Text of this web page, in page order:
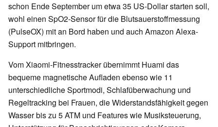
schon Ende September um etwa 35 US-Dollar starten soll,
wohl einen SpO2-Sensor für die Blutsauerstoffmessung
(PulseOX) mit an Bord haben und auch Amazon Alexa-
Support mitbringen.
Vom Xiaomi-Fitnesstracker übernimmt Huami das
bequeme magnetische Aufladen ebenso wie 11
unterschiedliche Sportmodi, Schlafüberwachung und
Regeltracking bei Frauen, die Widerstandsfähigkeit gegen
Wasser bis zu 5 ATM und Features wie Musiksteuerung,